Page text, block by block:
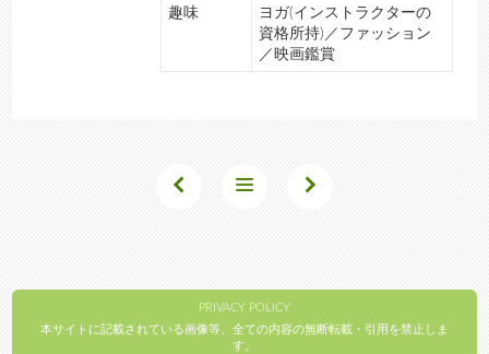
趣味
ヨガ(インストラクターの
資格所持)／ファッション
／映画鑑賞
PRIVACY POLICY
本サイトに記載されている画像等、全ての内容の無断転載・引用を禁止しま
す。